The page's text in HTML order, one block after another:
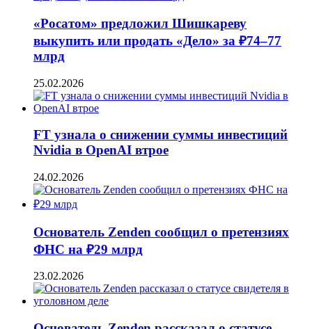
«Росатом» предложил Шишкареву
выкупить или продать «Дело» за ₽74–77
млрд
25.02.2026
FT узнала о снижении суммы инвестиций
Nvidia в OpenAI втрое
24.02.2026
Основатель Zenden сообщил о претензиях
ФНС на ₽29 млрд
23.02.2026